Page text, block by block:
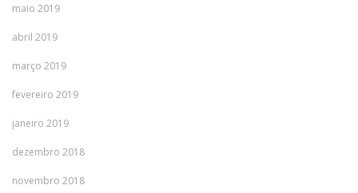
maio 2019
abril 2019
março 2019
fevereiro 2019
janeiro 2019
dezembro 2018
novembro 2018